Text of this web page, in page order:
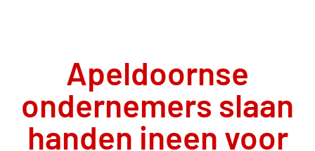
Apeldoornse
ondernemers slaan
handen ineen voor